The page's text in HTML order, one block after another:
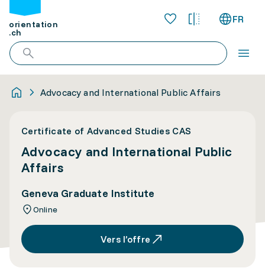
orientation
.ch
FR
Advocacy and International Public Affairs
Certificate of Advanced Studies CAS
Advocacy and International Public
Affairs
Geneva Graduate Institute
Online
Vers l’offre